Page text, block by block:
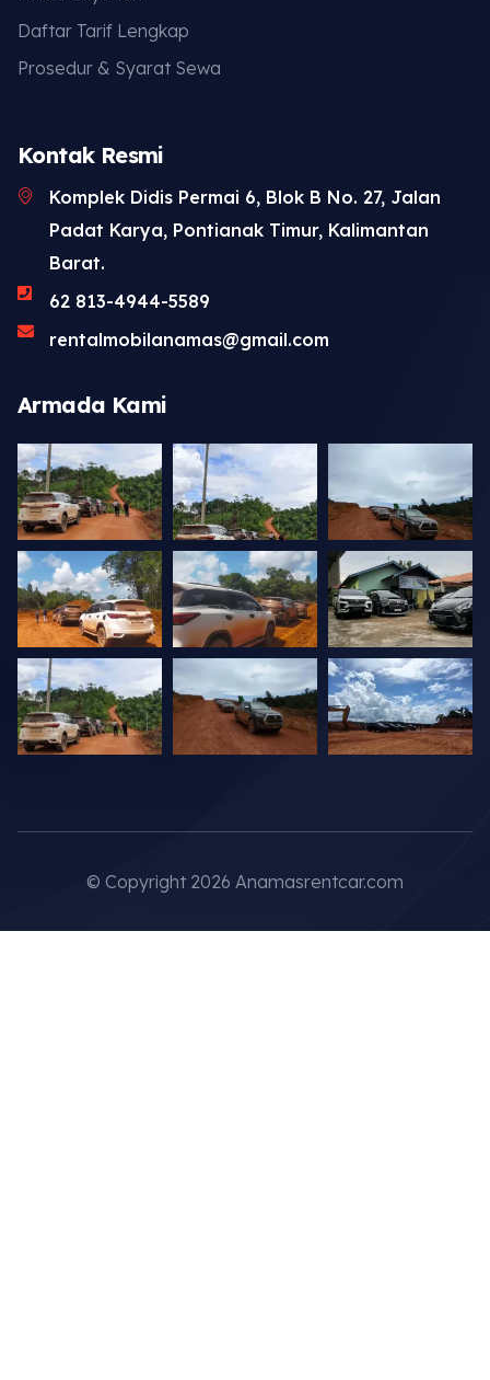
Daftar Tarif Lengkap
Prosedur & Syarat Sewa
Kontak Resmi
Komplek Didis Permai 6, Blok B No. 27, Jalan
Padat Karya, Pontianak Timur, Kalimantan
Barat.
62 813-4944-5589
rentalmobilanamas@gmail.com
Armada Kami
© Copyright 2026 Anamasrentcar.com